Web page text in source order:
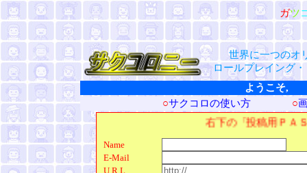
ガツ
世界に一つのオ
ロールプレイング
ようこそ,
○サクコロの使い方○
右下の「投稿用ＰＡＳＳ」の欄に「
Name
E-Mail
U R L